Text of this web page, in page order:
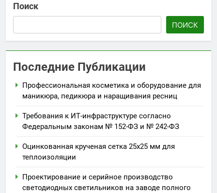
Поиск
ПОИСК
Последние Публикации
Профессиональная косметика и оборудование для
маникюра, педикюра и наращивания ресниц
Требования к ИТ-инфраструктуре согласно
Федеральным законам № 152-ФЗ и № 242-ФЗ
Оцинкованная крученая сетка 25х25 мм для
теплоизоляции
Проектирование и серийное производство
светодиодных светильников на заводе полного